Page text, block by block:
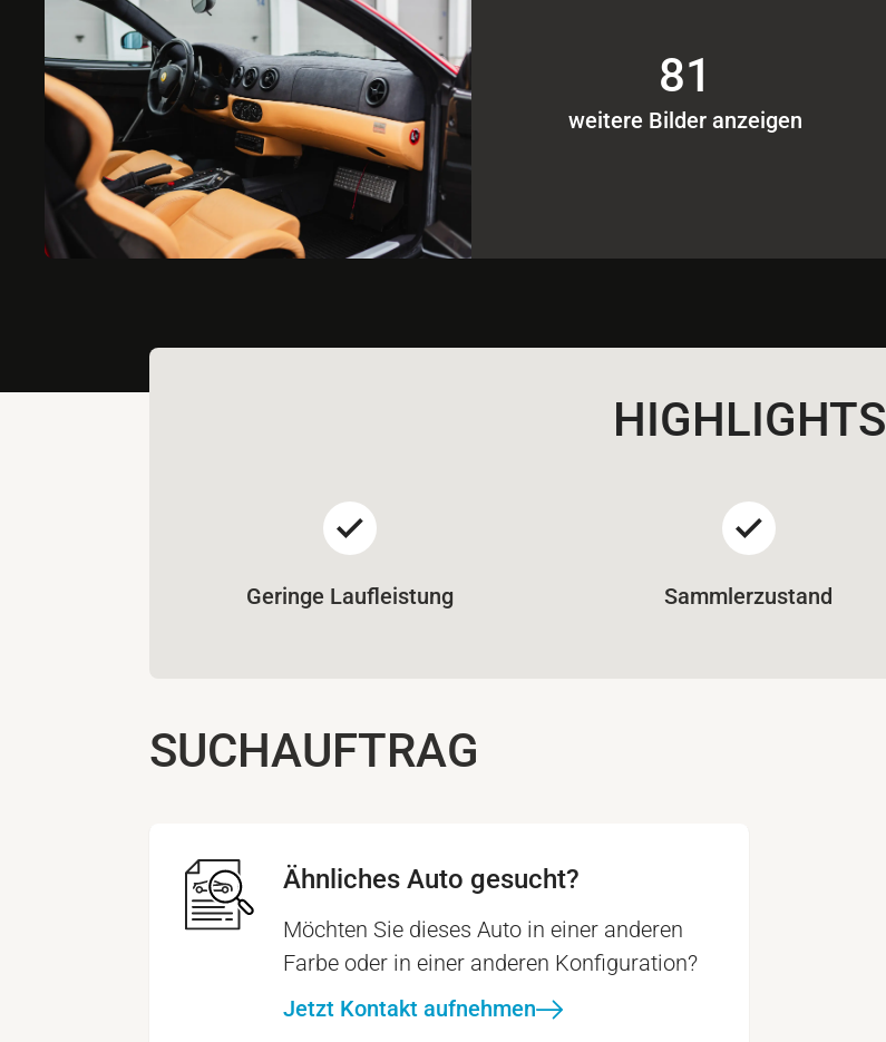
81
weitere Bilder anzeigen
HIGHLIGHTS
Geringe Laufleistung Sammlerzustand
SUCHAUFTRAG
Ähnliches Auto gesucht?
Möchten Sie dieses Auto in einer anderen
Farbe oder in einer anderen Konfiguration?
Jetzt Kontakt aufnehmen